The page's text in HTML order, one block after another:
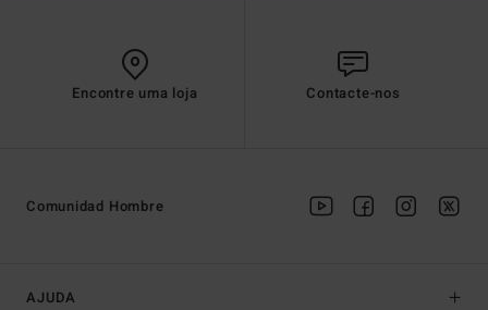
Encontre uma loja Contacte-nos
AJUDA
Comunidad Hombre